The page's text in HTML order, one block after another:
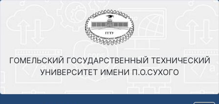
ГОМЕЛЬСКИЙ ГОСУДАРСТВЕННЫЙ ТЕХНИЧЕСКИЙ
УНИВЕРСИТЕТ ИМЕНИ П.О.СУХОГО